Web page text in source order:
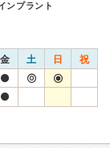
ンプラント
金 土 日 祝